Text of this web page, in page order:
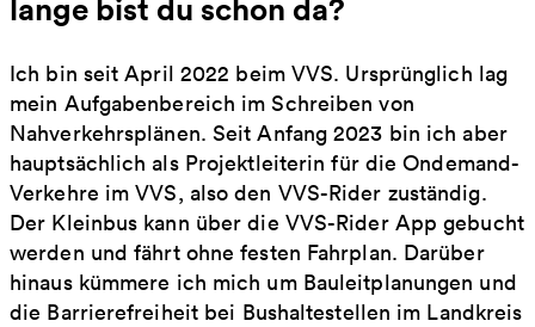
lange bist du schon da?
Ich bin seit April 2022 beim VVS. Ursprünglich lag
mein Aufgabenbereich im Schreiben von
Nahverkehrsplänen. Seit Anfang 2023 bin ich aber
hauptsächlich als Projektleiterin für die Ondemand-
Verkehre im VVS, also den VVS-Rider zuständig.
Der Kleinbus kann über die VVS-Rider App gebucht
werden und fährt ohne festen Fahrplan. Darüber
hinaus kümmere ich mich um Bauleitplanungen und
die Barrierefreiheit bei Bushaltestellen im Landkreis